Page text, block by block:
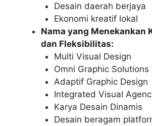
Desain daerah berjaya
Ekonomi kreatif lokal
Nama yang Menekankan
dan Fleksibilitas:
Multi Visual Design
Omni Graphic Solutions
Adaptif Graphic Design
Integrated Visual
Karya Desain Dinamis
Desain beragam